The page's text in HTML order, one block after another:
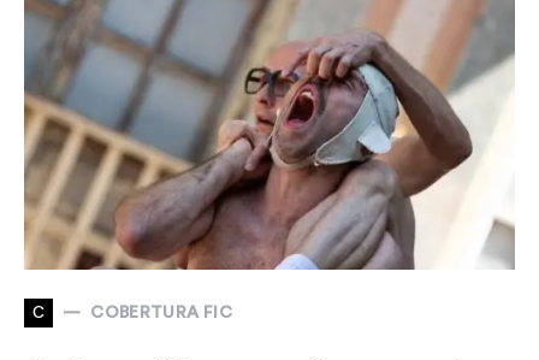
C COBERTURA FIC